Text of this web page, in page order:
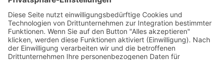
Information
Impressum
Datenschutz